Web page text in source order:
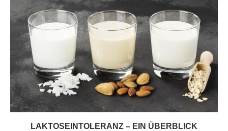
LAKTOSEINTOLERANZ – EIN ÜBERBLICK